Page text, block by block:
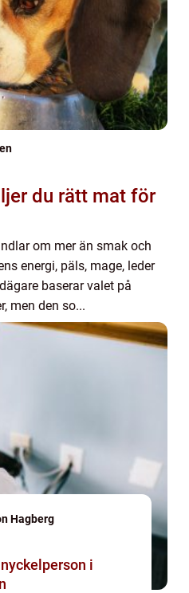
du rätt mat för
om mer än smak och
energi, päls, mage, leder
baserar valet på
men den so...
Hagberg